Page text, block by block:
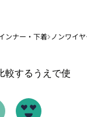
ンナー・下着 ノンワイ
較するうえで使